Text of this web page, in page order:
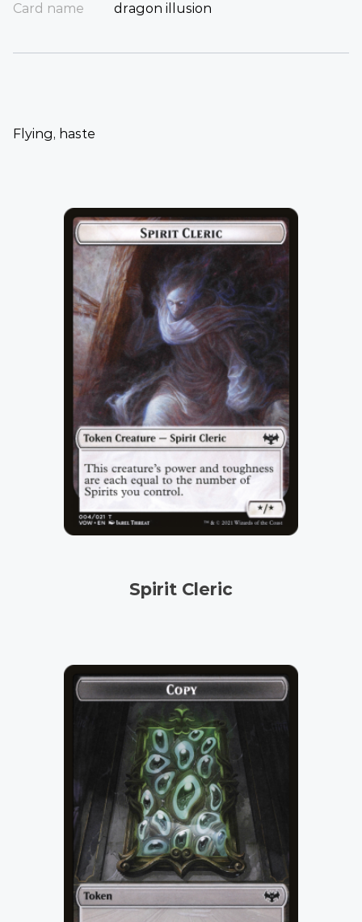
Card name dragon illusion
Flying, haste
Spirit Cleric